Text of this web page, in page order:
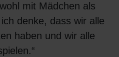
mit Mädchen als
denke, dass wir alle
haben und wir alle